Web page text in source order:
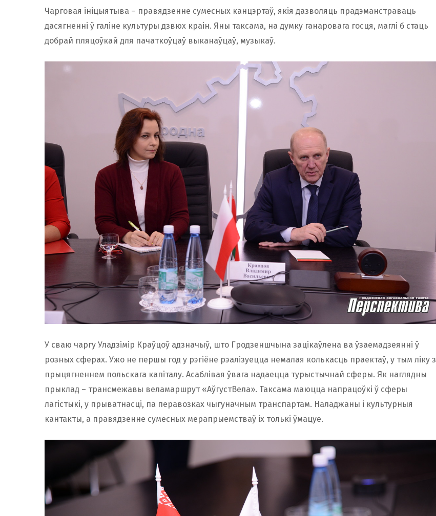
Чарговая ініцыятыва – правядзенне сумесных канцэртаў, якія дазволяць прадэманстраваць
дасягненні ў галіне культуры дзвюх краін. Яны таксама, на думку ганаровага госця, маглі б стаць
добрай пляцоўкай для пачаткоўцаў выканаўцаў, музыкаў.
У сваю чаргу Уладзімір Краўцоў адзначыў, што Гродзеншчына зацікаўлена ва ўзаемадзеянні ў
розных сферах. Ужо не першы год у рэгіёне рэалізуецца немалая колькасць праектаў, у тым ліку з
прыцягненнем польскага капіталу. Асаблівая ўвага надаецца турыстычнай сферы. Як наглядны
прыклад – трансмежавы веламаршрут «АўгустВела». Таксама маюцца напрацоўкі ў сферы
лагістыкі, у прыватнасці, па перавозках чыгуначным транспартам. Наладжаны і культурныя
кантакты, а правядзенне сумесных мерапрыемстваў іх толькі ўмацуе.